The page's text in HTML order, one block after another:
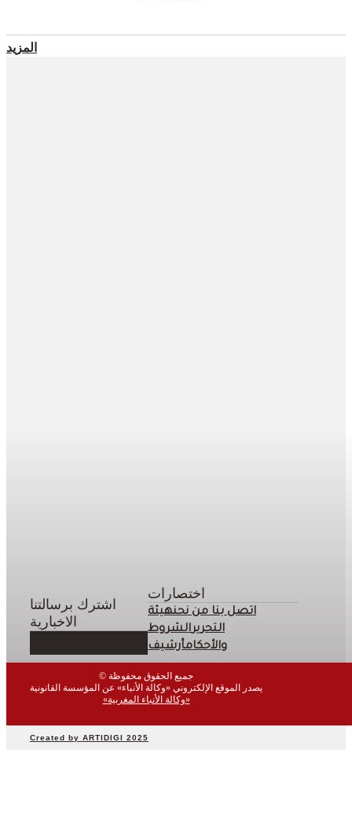
المزيد
اشترك برسالتنا
الاخبارية
اختصارات
اتصل بنامن نحنهيئة
التحريرالشروط
والأحكامأرشيف
© جميع الحقوق محفوظة
يصدر الموقع الإلكتروني «وكالة الأنباء» عن المؤسسة القانونية
«وكالة الأنباء المغربية»
Created by ARTIDIGI 2025